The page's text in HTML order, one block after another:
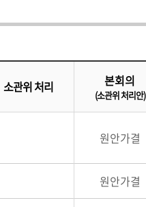
소관위 처리 본회의
(소관위 처리안)
원안가결
원안가결